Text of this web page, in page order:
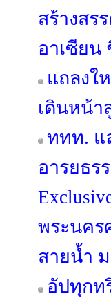
สร้างสร
อาเซียน
แถลงใ
เดินหน้า
ททท. แ
อารยธร
พระนคร
สายน้ำ
อัปทุกท